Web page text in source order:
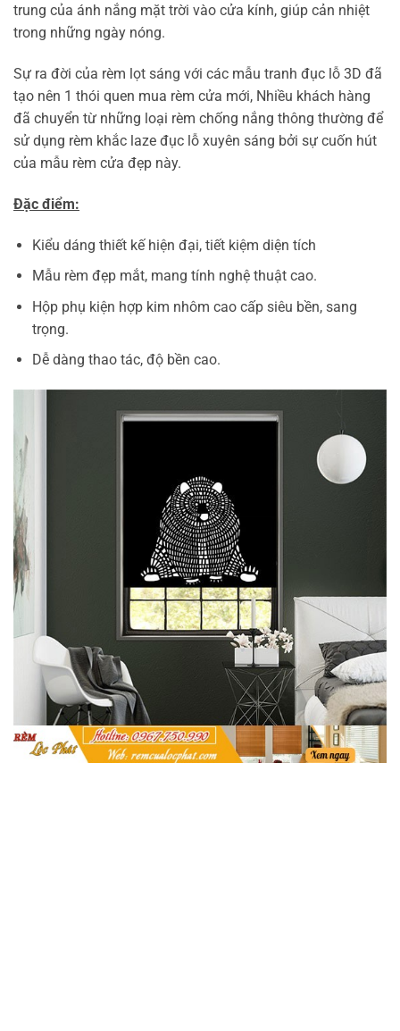
trung của ánh nắng mặt trời vào cửa kính, giúp cản nhiệt
trong những ngày nóng.
Sự ra đời của rèm lọt sáng với các mẫu tranh đục lỗ 3D đã
tạo nên 1 thói quen mua rèm cửa mới, Nhiều khách hàng
đã chuyển từ những loại rèm chống nắng thông thường để
sử dụng rèm khắc laze đục lỗ xuyên sáng bởi sự cuốn hút
của mẫu rèm cửa đẹp này.
Đặc điểm:
Kiểu dáng thiết kế hiện đại, tiết kiệm diện tích
Mẫu rèm đẹp mắt, mang tính nghệ thuật cao.
Hộp phụ kiện hợp kim nhôm cao cấp siêu bền, sang
trọng.
Dễ dàng thao tác, độ bền cao.